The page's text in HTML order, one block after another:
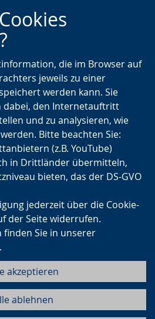
Zur
Hauptnavigation
Zur
Seitennavigation
Zum
Inhalt
die im Browser auf
jeweils zu einer
werden kann. Sie
dabei, den Internetauftritt
und zu analysieren, wie
Bitte beachten Sie:
(z.B. YouTube)
in Drittländer übermitteln,
bieten, das der DS-GVO
jederzeit über die Cookie-
der Seite widerrufen.
Sie in unserer
.
akzeptieren
ablehnen